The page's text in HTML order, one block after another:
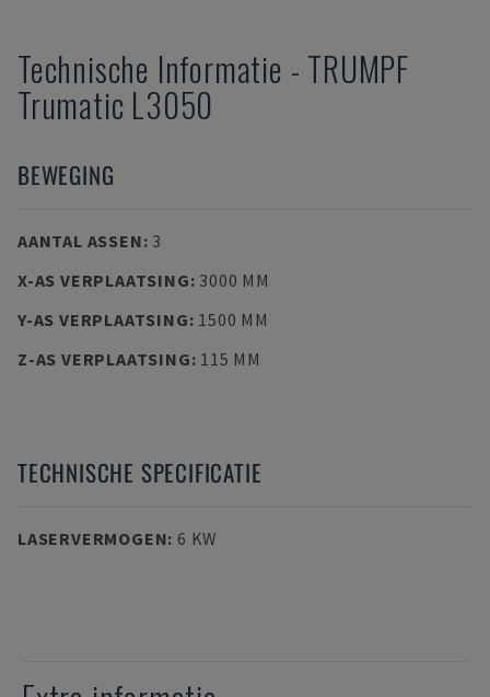
Technische Informatie - TRUMPF
Trumatic L3050
BEWEGING
AANTAL ASSEN: 3
X-AS VERPLAATSING: 3000 MM
Y-AS VERPLAATSING: 1500 MM
Z-AS VERPLAATSING: 115 MM
TECHNISCHE SPECIFICATIE
LASERVERMOGEN: 6 KW